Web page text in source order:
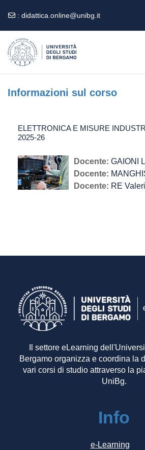
: didattica.online@unibg.it
Informazioni sul corso
ELETTRONICA E MISURE
2025-26
Docente: GAIONI
Docente:
Docente: RE
Il settore eLearning
Bergamo organizza e coordina la
vari corsi di studio attraverso la
UniBg.
Info
e-Learning